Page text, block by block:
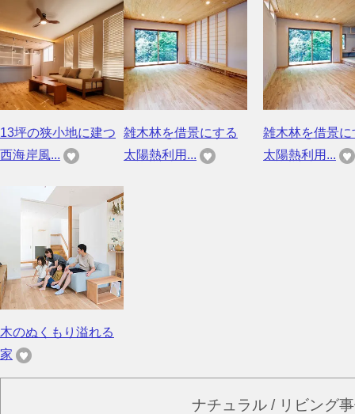
13坪の狭小地に建つ
西海岸風...
雑木林を借景にする
太陽熱利用...
雑木林を借景に
太陽熱利用...
木のぬくもり溢れる
家
ナチュラル / リビング